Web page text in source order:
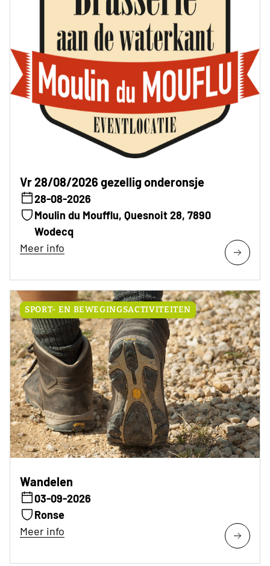
Vr 28/08/2026 gezellig onderonsje
28-08-2026
Moulin du Moufflu, Quesnoit 28, 7890
Wodecq
Meer info
SPORT- EN BEWEGINGSACTIVITEITEN
Wandelen
03-09-2026
Ronse
Meer info